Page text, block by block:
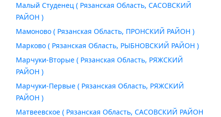
Малый Студенец ( Рязанская Область, САСОВСКИЙ
РАЙОН )
Мамоново ( Рязанская Область, ПРОНСКИЙ РАЙОН )
Марково ( Рязанская Область, РЫБНОВСКИЙ РАЙОН )
Марчуки-Вторые ( Рязанская Область, РЯЖСКИЙ
РАЙОН )
Марчуки-Первые ( Рязанская Область, РЯЖСКИЙ
РАЙОН )
Матвеевское ( Рязанская Область, САСОВСКИЙ РАЙОН